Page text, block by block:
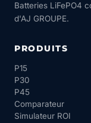
Batteries LiFePO4
d'AJ GROUPE.
PRODUITS
P15
P30
P45
Comparateur
Simulateur ROI